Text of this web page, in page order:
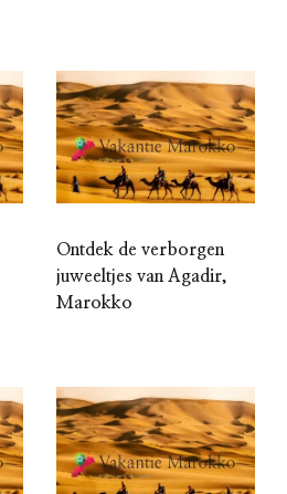
Ontdek de verborgen
juweeltjes van Agadir,
Marokko